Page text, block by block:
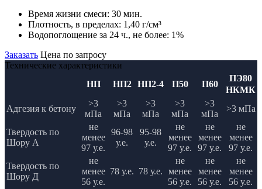
Время жизни смеси: 30 мин.
Плотность, в пределах: 1,40 г/см³
Водопоглощение за 24 ч., не более: 1%
Заказать Цена по запросу
Технические характеристики
НП
НП2 НП2-4 П50 П60
ПЭ80
НКМК
Адгезия к бетону
>3
мПа
>3
мПа
>3
мПа
>3
мПа
>3
мПа
>3 мПа
Твердость по
Шору А
не
менее
97 у.е.
96-98
у.е.
95-98
у.е.
не
менее
97 у.е.
не
менее
97 у.е.
не
менее
97 у.е.
Твердость по
Шору Д
не
менее
56 у.е.
78 у.е. 78 у.е.
не
менее
56 у.е.
не
менее
56 у.е.
не
менее
56 у.е.